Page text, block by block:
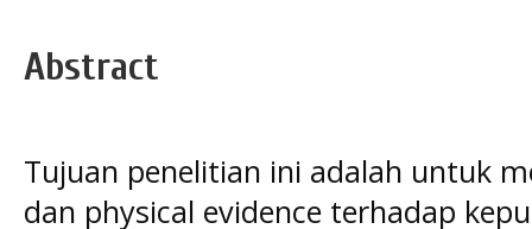
Abstract
Tujuan penelitian ini adalah untuk
dan physical evidence terhadap